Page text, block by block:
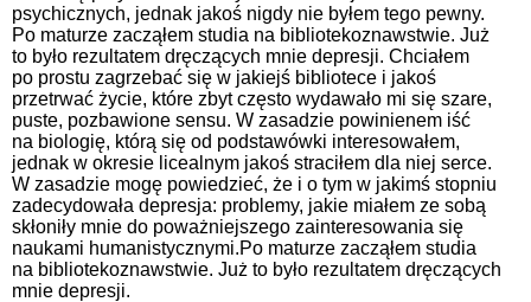
psychicznych, jednak jakoś nigdy nie byłem tego pewny.
Po maturze zacząłem studia na bibliotekoznawstwie. Już
to było rezultatem dręczących mnie depresji. Chciałem
po prostu zagrzebać się w jakiejś bibliotece i jakoś
przetrwać życie, które zbyt często wydawało mi się szare,
puste, pozbawione sensu. W zasadzie powinienem iść
na biologię, którą się od podstawówki interesowałem,
jednak w okresie licealnym jakoś straciłem dla niej serce.
W zasadzie mogę powiedzieć, że i o tym w jakimś stopniu
zadecydowała depresja: problemy, jakie miałem ze sobą
skłoniły mnie do poważniejszego zainteresowania się
naukami humanistycznymi.Po maturze zacząłem studia
na bibliotekoznawstwie. Już to było rezultatem dręczących
mnie depresji.